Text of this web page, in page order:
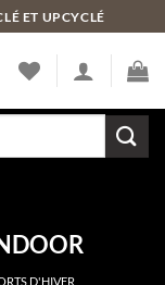
ET UPCYCLÉ
D'HIVER